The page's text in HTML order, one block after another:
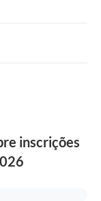
inscrições